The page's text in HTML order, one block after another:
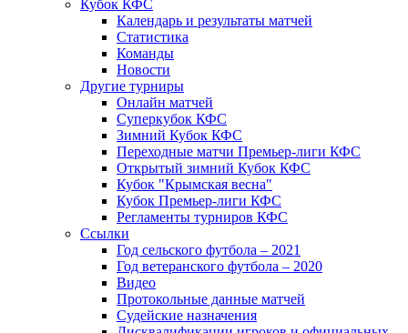
Кубок КФС
Календарь и результаты матчей
Статистика
Команды
Новости
Другие турниры
Онлайн матчей
Суперкубок КФС
Зимний Кубок КФС
Переходные матчи Премьер-лиги КФС
Открытый зимний Кубок КФС
Кубок "Крымская весна"
Кубок Премьер-лиги КФС
Регламенты турниров КФС
Ссылки
Год сельского футбола – 2021
Год ветеранского футбола – 2020
Видео
Протокольные данные матчей
Судейские назначения